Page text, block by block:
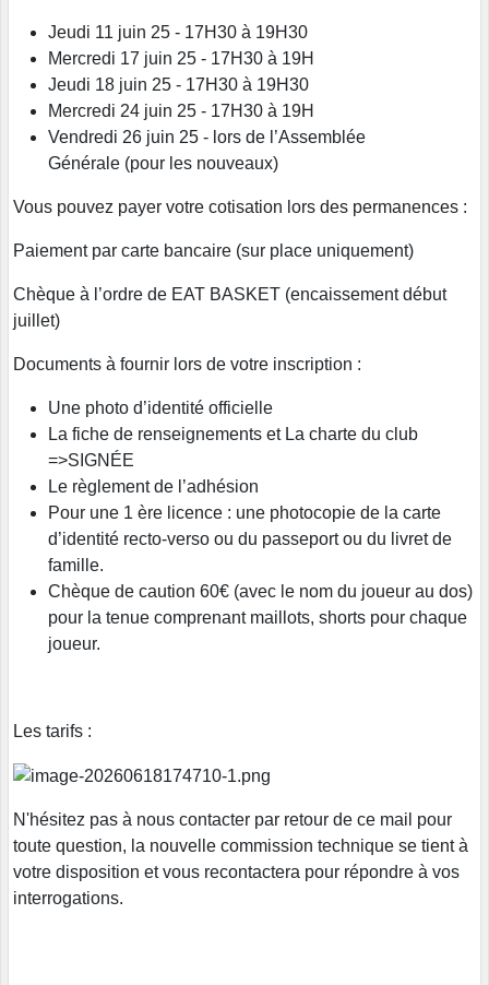
Jeudi 11 juin 25 - 17H30 à 19H30
Mercredi 17 juin 25 - 17H30 à 19H
Jeudi 18 juin 25 - 17H30 à 19H30
Mercredi 24 juin 25 - 17H30 à 19H
Vendredi 26 juin 25 - lors de l’Assemblée
Générale (pour les nouveaux)
Vous pouvez payer votre cotisation lors des permanences :
Paiement par carte bancaire (sur place uniquement)
Chèque à l’ordre de EAT BASKET (encaissement début
juillet)
Documents à fournir lors de votre inscription :
Une photo d’identité officielle
La fiche de renseignements et La charte du club
=>SIGNÉE
Le règlement de l’adhésion
Pour une 1 ère licence : une photocopie de la carte
d’identité recto-verso ou du passeport ou du livret de
famille.
Chèque de caution 60€ (avec le nom du joueur au dos)
pour la tenue comprenant maillots, shorts pour chaque
joueur.
Les tarifs :
N'hésitez pas à nous contacter par retour de ce mail pour
toute question, la nouvelle commission technique se tient à
votre disposition et vous recontactera pour répondre à vos
interrogations.